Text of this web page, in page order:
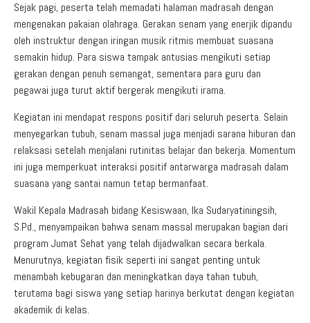
Sejak pagi, peserta telah memadati halaman madrasah dengan
mengenakan pakaian olahraga. Gerakan senam yang enerjik dipandu
oleh instruktur dengan iringan musik ritmis membuat suasana
semakin hidup. Para siswa tampak antusias mengikuti setiap
gerakan dengan penuh semangat, sementara para guru dan
pegawai juga turut aktif bergerak mengikuti irama.
Kegiatan ini mendapat respons positif dari seluruh peserta. Selain
menyegarkan tubuh, senam massal juga menjadi sarana hiburan dan
relaksasi setelah menjalani rutinitas belajar dan bekerja. Momentum
ini juga memperkuat interaksi positif antarwarga madrasah dalam
suasana yang santai namun tetap bermanfaat.
Wakil Kepala Madrasah bidang Kesiswaan, Ika Sudaryatiningsih,
S.Pd., menyampaikan bahwa senam massal merupakan bagian dari
program Jumat Sehat yang telah dijadwalkan secara berkala.
Menurutnya, kegiatan fisik seperti ini sangat penting untuk
menambah kebugaran dan meningkatkan daya tahan tubuh,
terutama bagi siswa yang setiap harinya berkutat dengan kegiatan
akademik di kelas.